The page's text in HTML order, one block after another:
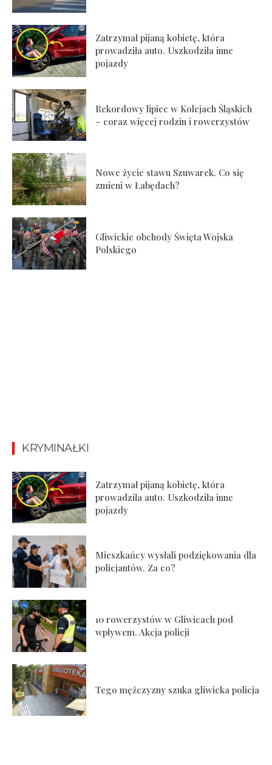
Zatrzymał pijaną kobietę, która
prowadziła auto. Uszkodziła inne
pojazdy
Rekordowy lipiec w Kolejach Śląskich
– coraz więcej rodzin i rowerzystów
Nowe życie stawu Szuwarek. Co się
zmieni w Łabędach?
Gliwickie obchody Święta Wojska
Polskiego
KRYMINAŁKI
Zatrzymał pijaną kobietę, która
prowadziła auto. Uszkodziła inne
pojazdy
Mieszkańcy wysłali podziękowania dla
policjantów. Za co?
10 rowerzystów w Gliwicach pod
wpływem. Akcja policji
Tego mężczyzny szuka gliwicka policja